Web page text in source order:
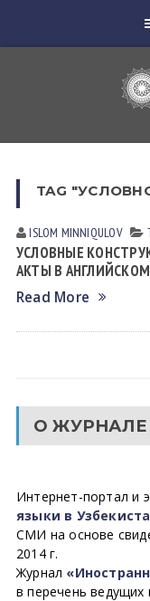
TAG
ISLOM MINNIQULOV
УСЛОВНЫЕ
АКТЫ В
Read More
О ЖУРНАЛЕ
Интернет-портал и
языки в
СМИ на основе
2014 г.
Журнал
в перечень